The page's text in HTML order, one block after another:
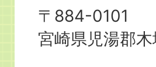
県
木
〒884-0101
宮崎県児湯郡